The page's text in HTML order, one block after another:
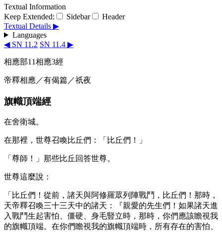
Textual Information
Keep Extended:
Sidebar
Header
Textual Details ▶
Languages
◀ SN 11.2 SN 11.4 ▶
相應部11相應3經
帝釋相應／有偈篇／祇夜
旗幟頂端經
在舍衛城。
在那裡，世尊召喚比丘們：「比丘們！」
「尊師！」那些比丘回答世尊。
世尊這麼說：
「比丘們！從前，諸天與阿修羅眾列陣戰鬥，比丘們！那時，
天帝釋召喚三十三天中的諸天：『親愛的先生們！如果諸天進
入戰鬥生起害怕、僵硬、身毛豎立時，那時，你們應該瞻視我
的旗幟頂端。在你們瞻視我的旗幟頂端時，所有存在的害怕、